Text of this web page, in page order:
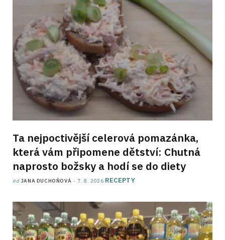
Ta nejpoctivější celerová pomazánka,
která vám připomene dětství: Chutná
naprosto božsky a hodí se do diety
od JANA DUCHOŇOVÁ 7. 8. 2026 RECEPTY